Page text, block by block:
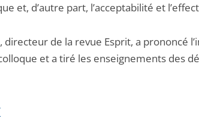
et, d’autre part, l’acceptabilité et
directeur de la revue Esprit, a prononcé
et a tiré les enseignements des